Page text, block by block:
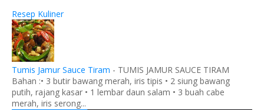
Resep Kuliner
Tumis Jamur Sauce Tiram - TUMIS JAMUR SAUCE TIRAM
Bahan :• 3 butir bawang merah, iris tipis • 2 siung bawang
putih, rajang kasar • 1 lembar daun salam • 3 buah cabe
merah, iris serong...